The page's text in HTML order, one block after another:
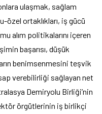
ulaşmak, sağlam
ortaklıkları, iş gücü
alım politikalarını içeren
başarısı, düşük
benimsenmesini teşvik
verebilirliği sağlayan net
Demiryolu Birliği’nin
örgütlerinin iş birlikçi